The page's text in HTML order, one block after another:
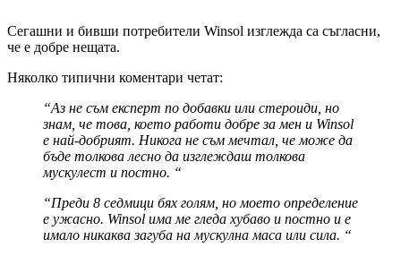
Сегашни и бивши потребители Winsol изглежда са съгласни,
че е добре нещата.
Няколко типични коментари четат:
“Аз не съм експерт по добавки или стероиди, но
знам, че това, което работи добре за мен и Winsol
е най-добрият. Никога не съм мечтал, че може да
бъде толкова лесно да изглеждаш толкова
мускулест и постно. “
“Преди 8 седмици бях голям, но моето определение
е ужасно. Winsol има ме гледа хубаво и постно и е
имало никаква загуба на мускулна маса или сила. “